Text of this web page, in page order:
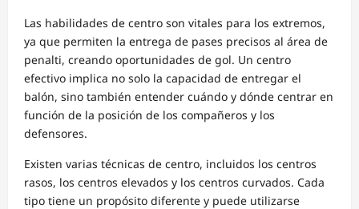
Las habilidades de centro son vitales para los extremos,
ya que permiten la entrega de pases precisos al área de
penalti, creando oportunidades de gol. Un centro
efectivo implica no solo la capacidad de entregar el
balón, sino también entender cuándo y dónde centrar en
función de la posición de los compañeros y los
defensores.
Existen varias técnicas de centro, incluidos los centros
rasos, los centros elevados y los centros curvados. Cada
tipo tiene un propósito diferente y puede utilizarse